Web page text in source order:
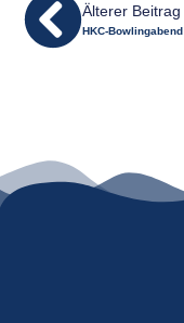
Älterer Beitrag
HKC-Bowlingabend